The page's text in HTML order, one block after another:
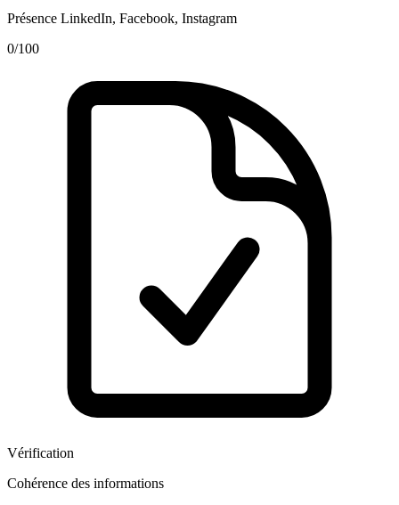
Présence LinkedIn, Facebook, Instagram
0/100
Vérification
Cohérence des informations